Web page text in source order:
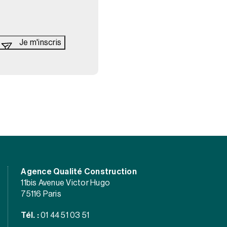
Agence Qualité Construction
11bis Avenue Victor Hugo
75116 Paris
Tél. : 01 44 51 03 51